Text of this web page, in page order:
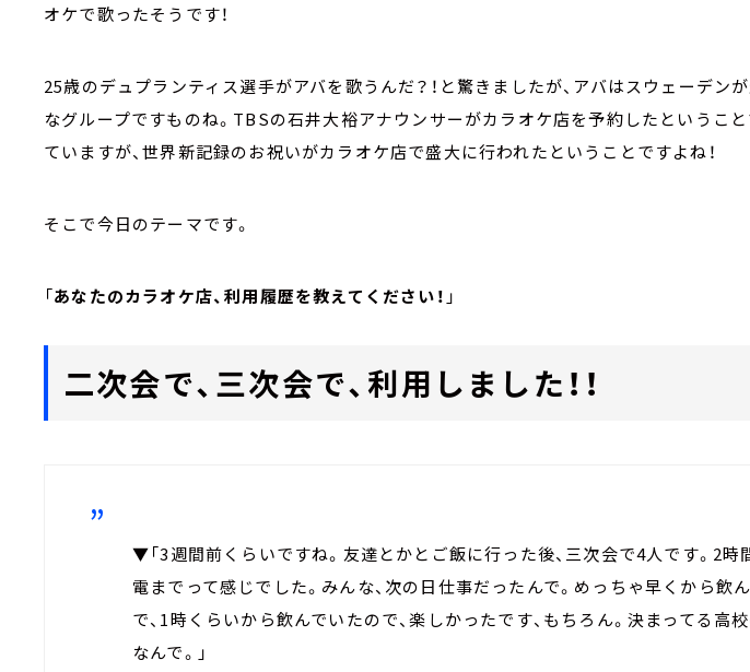
オケで歌ったそうです！
25歳のデュプランティス選手がアバを歌うんだ？！と驚きましたが、アバはスウェーデン
なグループですものね。TBSの石井大裕アナウンサーがカラオケ店を予約したということ
ていますが、世界新記録のお祝いがカラオケ店で盛大に行われたということですよね！
そこで今日のテーマです。
「あなたのカラオケ店、利用履歴を教えてください！ 」
二次会で、三次会で、利用しました！！
▼「3週間前くらいですね。友達とかとご飯に行った後、三次会で4人です。2時
電までって感じでした。みんな、次の日仕事だったんで。めっちゃ早くから飲
で、1時くらいから飲んでいたので、楽しかったです、もちろん。決まってる高
なんで。」